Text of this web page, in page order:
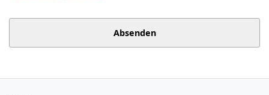
Absenden